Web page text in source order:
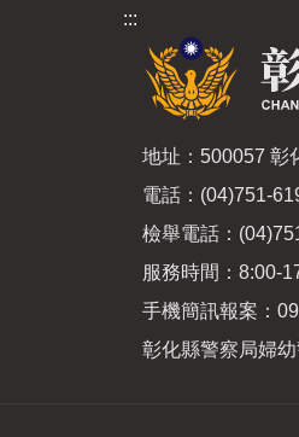
:::
地址：500057 彰
電話：(04)751-
檢舉電話：
服務時間：8:00-
手機簡訊報案：
彰化縣警察局婦